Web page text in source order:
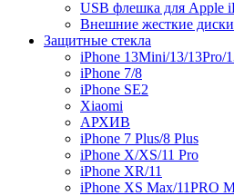
USB флешка для Apple
Внешние жесткие диски
Защитные стекла
iPhone 13Mini/13/13Pro/
iPhone 7/8
iPhone SE2
Xiaomi
АРХИВ
iPhone 7 Plus/8 Plus
iPhone X/XS/11 Pro
iPhone XR/11
iPhone XS Max/11PRO